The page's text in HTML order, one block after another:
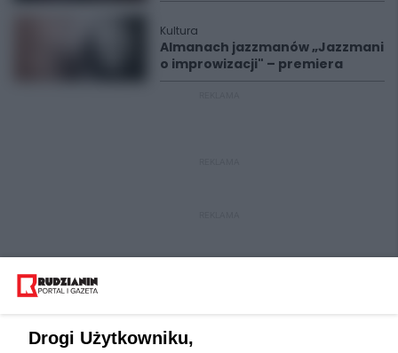
Kultura
Almanach jazzmanów „Jazzmani
o improwizacji" – premiera
Drogi Użytkowniku,